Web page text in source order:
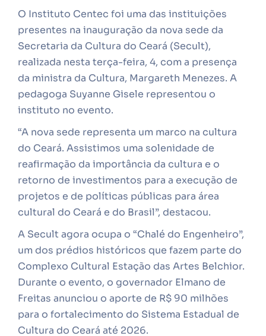
O Instituto Centec foi uma das instituições
presentes na inauguração da nova sede da
Secretaria da Cultura do Ceará (Secult),
realizada nesta terça-feira, 4, com a presença
da ministra da Cultura, Margareth Menezes. A
pedagoga Suyanne Gisele representou o
instituto no evento.
“A nova sede representa um marco na cultura
do Ceará. Assistimos uma solenidade de
reafirmação da importância da cultura e o
retorno de investimentos para a execução de
projetos e de políticas públicas para área
cultural do Ceará e do Brasil”, destacou.
A Secult agora ocupa o “Chalé do Engenheiro”,
um dos prédios históricos que fazem parte do
Complexo Cultural Estação das Artes Belchior.
Durante o evento, o governador Elmano de
Freitas anunciou o aporte de R$ 90 milhões
para o fortalecimento do Sistema Estadual de
Cultura do Ceará até 2026.